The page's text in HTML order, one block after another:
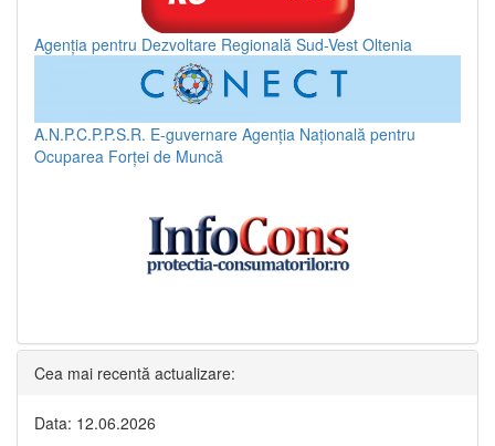
Agenția pentru Dezvoltare Regională Sud-Vest Oltenia
A.N.P.C.P.P.S.R. E-guvernare Agenția Națională pentru
Ocuparea Forței de Muncă
Cea mai recentă actualizare:
Data: 12.06.2026